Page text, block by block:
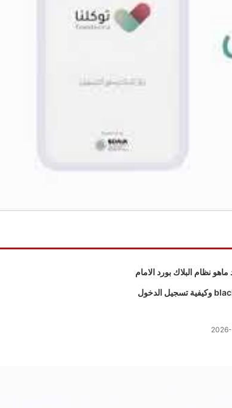
ماهو نظام البلاك بورد الامام
blackboard وكيفية تسجيل الدخول